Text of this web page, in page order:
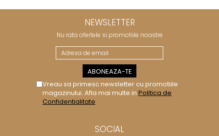
NEWSLETTER
Nu rata ofertele si promotiile noastre
Vreau sa primesc newsletter cu promotiile
magazinului. Afla mai multe in Politica de
Confidentialitate
SOCIAL